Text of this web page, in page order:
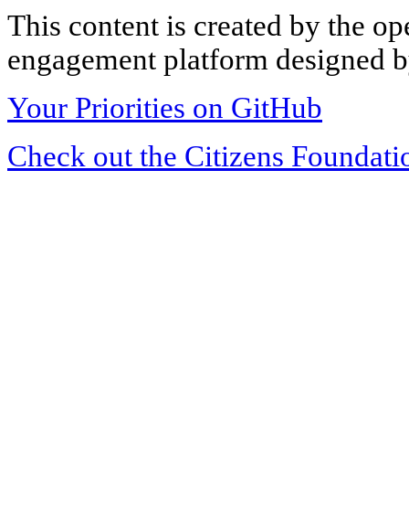
This content is created by the
engagement platform designed
Your Priorities on GitHub
Check out the Citizens